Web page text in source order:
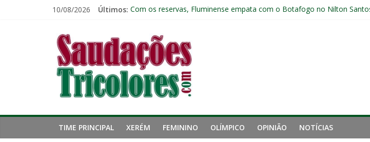
10/08/2026 Últimos: Com os reservas, Fluminense empata com o Botafogo no Nilton
Zagueiro artilheiro: Ignácio aproveita chance e vive grande fase no
Zubeldía vê boa atuação do Fluminense contra o Botafogo e mira
Saudações
Tricolores
TIME PRINCIPAL XERÉM FEMININO OLÍMPICO OPINIÃO NOTÍCIAS